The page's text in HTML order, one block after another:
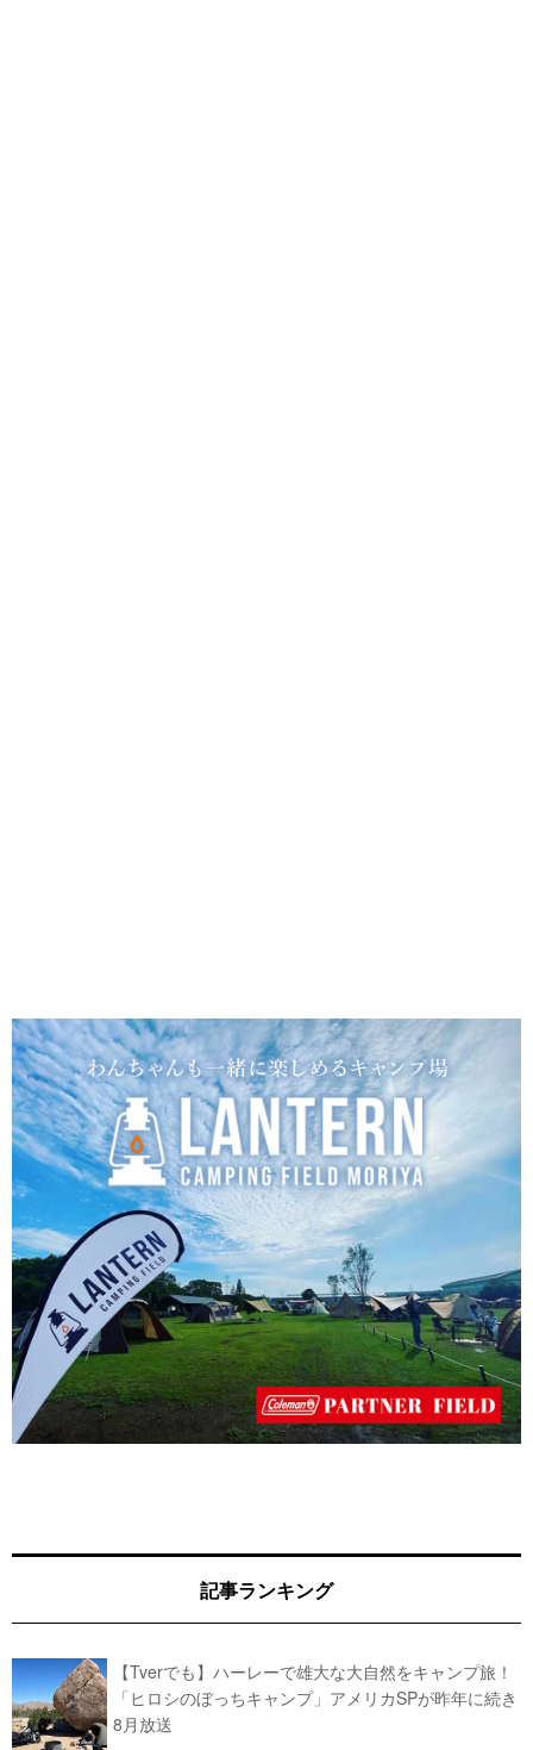
記事ランキング
【Tverでも】ハーレーで雄大な大自然をキャンプ旅！
「ヒロシのぼっちキャンプ」アメリカSPが昨年に続き
8月放送